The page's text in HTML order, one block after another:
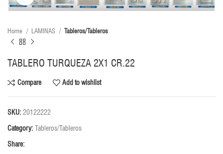
Home LAMINAS Tableros/Tableros
TABLERO TURQUEZA 2X1 CR.22
Compare Add to wishlist
SKU: 20122222
Category: Tableros/Tableros
Share: